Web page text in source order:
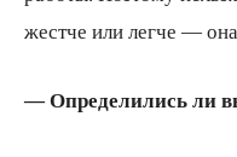
жестче или легче —
— Определились ли